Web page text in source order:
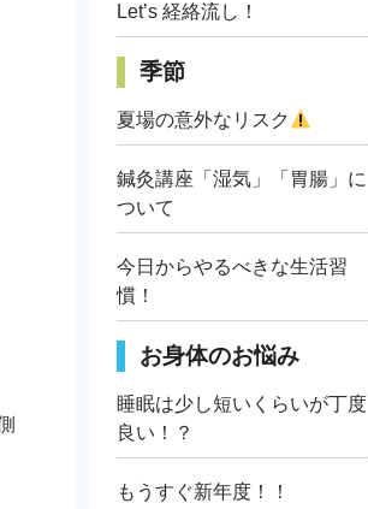
Let’s 経絡流し！
季節
夏場の意外なリスク
鍼灸講座「湿気」「胃腸」に
ついて
今日からやるべきな生活習
慣！
お身体のお悩み
睡眠は少し短いくらいが丁度
良い！？
もうすぐ新年度！！